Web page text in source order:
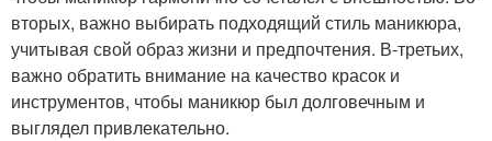
вторых, важно выбирать подходящий стиль маникюра,
учитывая свой образ жизни и предпочтения. В-третьих,
важно обратить внимание на качество красок и
инструментов, чтобы маникюр был долговечным и
выглядел привлекательно.